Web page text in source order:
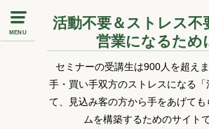
MENU
活動不要＆ストレス不
営業になるため
セミナーの受講生は900人を超え
手・買い手双方のストレスになる「
て、見込み客の方から手をあげても
ムを構築するためのサイトで